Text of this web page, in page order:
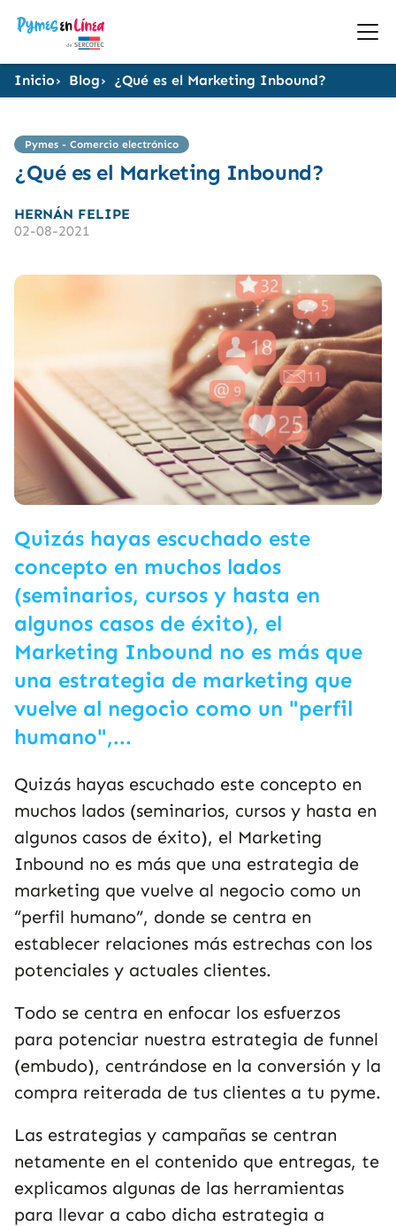
Inicio Blog ¿Qué es el Marketing Inbound?
Pymes - Comercio electrónico
¿Qué es el Marketing Inbound?
HERNÁN FELIPE
02-08-2021
Quizás hayas escuchado este
concepto en muchos lados
(seminarios, cursos y hasta en
algunos casos de éxito), el
Marketing Inbound no es más que
una estrategia de marketing que
vuelve al negocio como un "perfil
humano",...
Quizás hayas escuchado este concepto en
muchos lados (seminarios, cursos y hasta en
algunos casos de éxito), el Marketing
Inbound no es más que una estrategia de
marketing que vuelve al negocio como un
“perfil humano”, donde se centra en
establecer relaciones más estrechas con los
potenciales y actuales clientes.
Todo se centra en enfocar los esfuerzos
para potenciar nuestra estrategia de funnel
(embudo), centrándose en la conversión y la
compra reiterada de tus clientes a tu pyme.
Las estrategias y campañas se centran
netamente en el contenido que entregas, te
explicamos algunas de las herramientas
para llevar a cabo dicha estrategia a